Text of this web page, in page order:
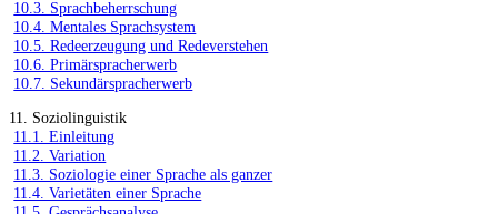
10.3. Sprachbeherrschung
10.4. Mentales Sprachsystem
10.5. Redeerzeugung und Redeverstehen
10.6. Primärspracherwerb
10.7. Sekundärspracherwerb
11. Soziolinguistik
11.1. Einleitung
11.2. Variation
11.3. Soziologie einer Sprache als ganzer
11.4. Varietäten einer Sprache